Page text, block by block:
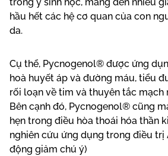
hầu hết các hệ cơ quan của con
da.
Cụ thể, Pycnogenol® được ứng
hoà huyết áp và đường máu, tiểu
rối loạn về tim và thuyên tắc mạch
Bên cạnh đó, Pycnogenol® cũng
hẹn trong điều hòa thoái hóa thần
nghiên cứu ứng dụng trong điều trị
động giảm chú ý)